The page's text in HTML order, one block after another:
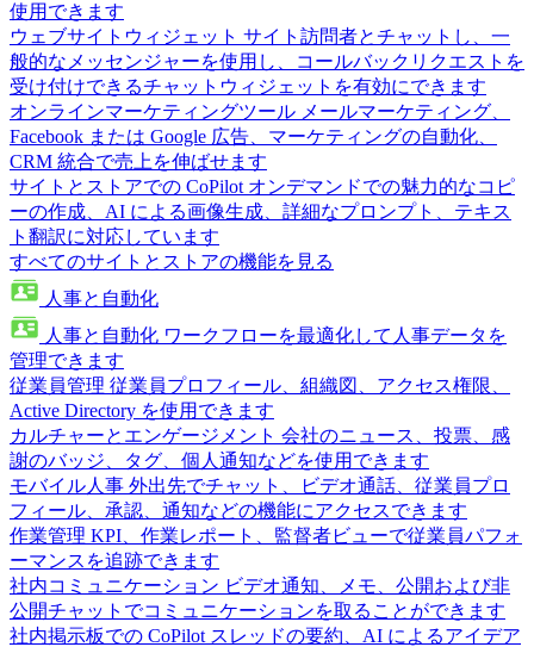
使用できます
ウェブサイトウィジェット サイト訪問者とチャットし、一
般的なメッセンジャーを使用し、コールバックリクエストを
受け付けできるチャットウィジェットを有効にできます
オンラインマーケティングツール メールマーケティング、
Facebook または Google 広告、マーケティングの自動化、
CRM 統合で売上を伸ばせます
サイトとストアでの CoPilot オンデマンドでの魅力的なコピ
ーの作成、AI による画像生成、詳細なプロンプト、テキス
ト翻訳に対応しています
すべてのサイトとストアの機能を見る
人事と自動化
人事と自動化 ワークフローを最適化して人事データを
管理できます
従業員管理 従業員プロフィール、組織図、アクセス権限、
Active Directory を使用できます
カルチャーとエンゲージメント 会社のニュース、投票、感
謝のバッジ、タグ、個人通知などを使用できます
モバイル人事 外出先でチャット、ビデオ通話、従業員プロ
フィール、承認、通知などの機能にアクセスできます
作業管理 KPI、作業レポート、監督者ビューで従業員パフォ
ーマンスを追跡できます
社内コミュニケーション ビデオ通知、メモ、公開および非
公開チャットでコミュニケーションを取ることができます
社内掲示板での CoPilot スレッドの要約、AI によるアイデア